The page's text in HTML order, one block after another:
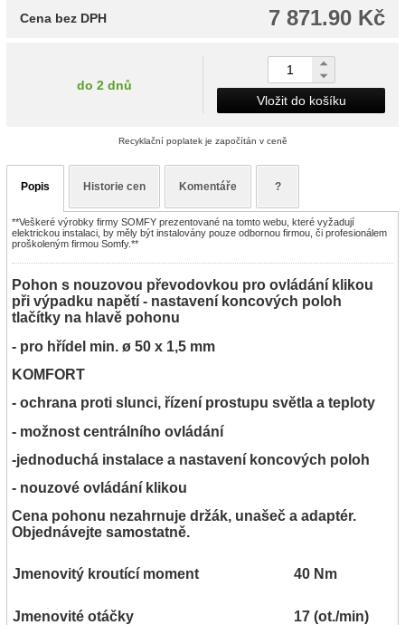
7 871.90 Kč
Cena bez DPH
do 2 dnů
Vložit do košíku
Recyklační poplatek je započítán v ceně
Popis Historie cen Komentáře ?
**Veškeré výrobky firmy SOMFY prezentované na tomto webu, které vyžadují
elektrickou instalaci, by měly být instalovány pouze odbornou firmou, či profesionálem
proškoleným firmou Somfy.**
Pohon s nouzovou převodovkou pro ovládání klikou
při výpadku napětí - nastavení koncových poloh
tlačítky na hlavě pohonu
- pro hřídel min. ø 50 x 1,5 mm
KOMFORT
- ochrana proti slunci, řízení prostupu světla a teploty
- možnost centrálního ovládání
-jednoduchá instalace a nastavení koncových poloh
- nouzové ovládání klikou
Cena pohonu nezahrnuje držák, unašeč a adaptér.
Objednávejte samostatně.
Jmenovitý kroutící moment 40 Nm
Jmenovité otáčky 17 (ot./min)